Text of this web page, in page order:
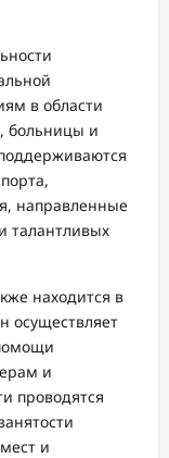
в области
больницы и
направленные
талантливых
находится в
осуществляет
и
проводятся
и